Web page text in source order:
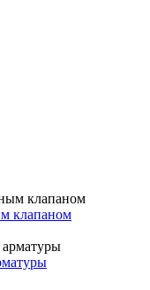
клапаном